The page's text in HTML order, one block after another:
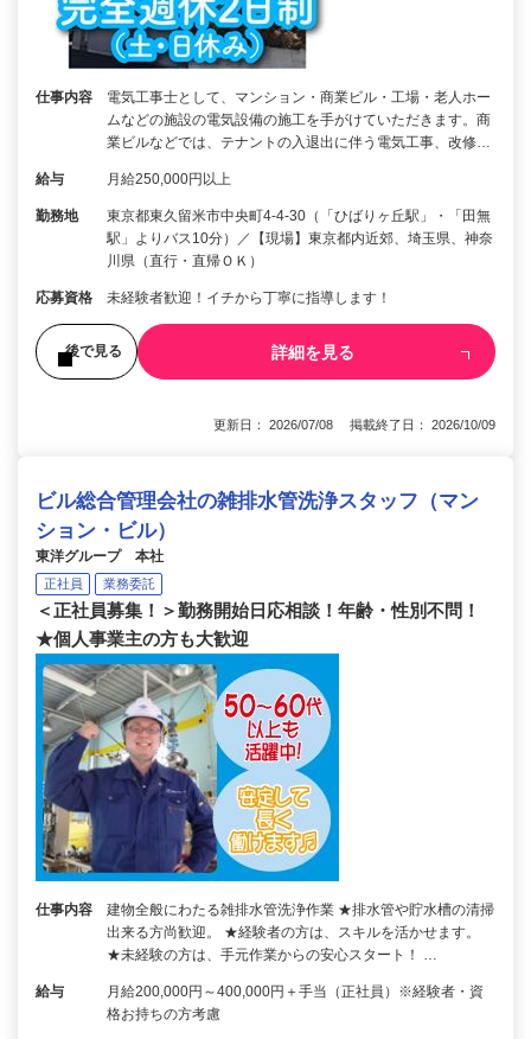
仕事内容
電気工事士として、マンション・商業ビル・工場・老人ホー
ムなどの施設の電気設備の施工を手がけていただきます。商
業ビルなどでは、テナントの入退出に伴う電気工事、改修…
給与 月給250,000円以上
勤務地
東京都東久留米市中央町4-4-30（「ひばりヶ丘駅」・「田無
駅」よりバス10分）／【現場】東京都内近郊、埼玉県、神奈
川県（直行・直帰ＯＫ）
応募資格 未経験者歓迎！イチから丁寧に指導します！
後で見る 詳細を見る
更新日： 2026/07/08 掲載終了日： 2026/10/09
ビル総合管理会社の雑排水管洗浄スタッフ（マン
ション・ビル）
東洋グループ 本社
正社員 業務委託
＜正社員募集！＞勤務開始日応相談！年齢・性別不問！
★個人事業主の方も大歓迎
仕事内容
建物全般にわたる雑排水管洗浄作業 ★排水管や貯水槽の清掃
出来る方尚歓迎。 ★経験者の方は、スキルを活かせます。
★未経験の方は、手元作業からの安心スタート！ …
給与
月給200,000円～400,000円＋手当（正社員）※経験者・資
格お持ちの方考慮